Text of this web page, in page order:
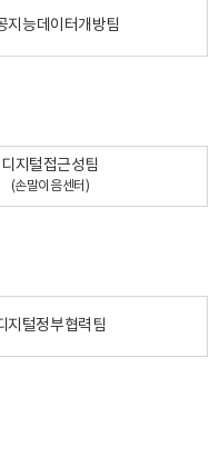
지능데이터개방팀
디지털접근성팀
(손말이음센터)
지털정부협력팀